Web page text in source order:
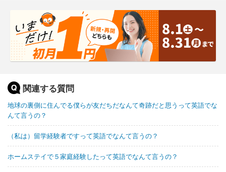
関連する質問
地球の裏側に住んでる僕らが友だちだなんて奇跡だと思うって英語でな
んて言うの？
（私は）留学経験者ですって英語でなんて言うの？
ホームステイで５家庭経験したって英語でなんて言うの？